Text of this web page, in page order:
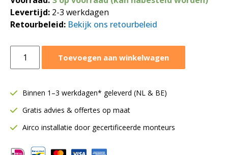
Levertijd: 2-3 werkdagen
Retourbeleid: Bekijk ons retourbeleid
regelklep
mm
Afsluitend
|
aantal
Toevoegen aan winkelwagen
Binnen 1–3 werkdagen* geleverd (NL & BE)
Gratis advies & offertes op maat
Airco installatie door gecertificeerde monteurs